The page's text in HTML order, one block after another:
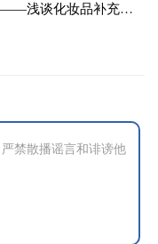
完善检验检测手段 强化产品质量监管——浅谈化妆品补充检验方法的性质和应用